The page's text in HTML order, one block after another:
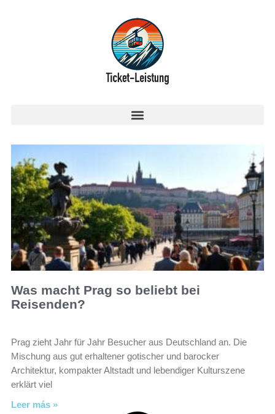
Was macht Prag so beliebt bei
Reisenden?
Prag zieht Jahr für Jahr Besucher aus Deutschland an. Die
Mischung aus gut erhaltener gotischer und barocker
Architektur, kompakter Altstadt und lebendiger Kulturszene
erklärt viel
Leer más »